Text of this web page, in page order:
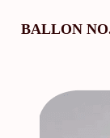
BALLON